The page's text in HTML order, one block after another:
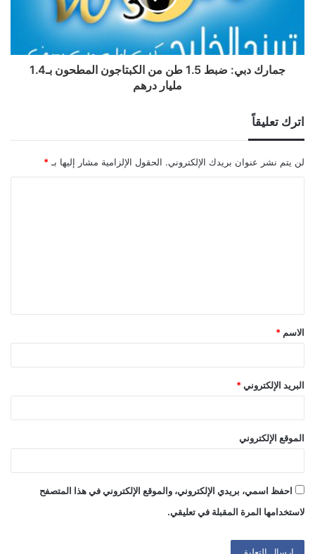
جمارك دبي: ضبط 1.5 طن من الكبتاجون المطحون بـ1.4
مليار درهم
اترك تعليقاً
لن يتم نشر عنوان بريدك الإلكتروني. الحقول الإلزامية مشار إليها بـ *
ق
*
الاسم *
البريد الإلكتروني *
الموقع الإلكتروني
احفظ اسمي، بريدي الإلكتروني، والموقع الإلكتروني في هذا المتصفح
لاستخدامها المرة المقبلة في تعليقي.